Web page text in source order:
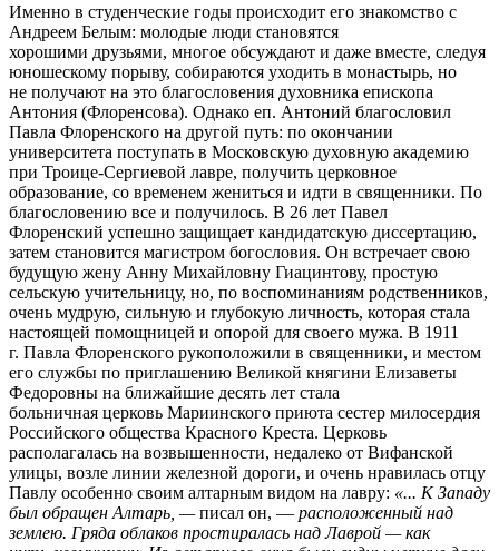
Именно в студенческие годы происходит его знакомство с
Андреем Белым: молодые люди становятся
хорошими друзьями, многое обсуждают и даже вместе, следуя
юношескому порыву, собираются уходить в монастырь, но
не получают на это благословения духовника епископа
Антония (Флоренсова). Однако еп. Антоний благословил
Павла Флоренского на другой путь: по окончании
университета поступать в Московскую духовную академию
при Троице-Сергиевой лавре, получить церковное
образование, со временем жениться и идти в священники. По
благословению все и получилось. В 26 лет Павел
Флоренский успешно защищает кандидатскую диссертацию,
затем становится магистром богословия. Он встречает свою
будущую жену Анну Михайловну Гиацинтову, простую
сельскую учительницу, но, по воспоминаниям родственников,
очень мудрую, сильную и глубокую личность, которая стала
настоящей помощницей и опорой для своего мужа. В 1911
г. Павла Флоренского рукоположили в священники, и местом
его службы по приглашению Великой княгини Елизаветы
Федоровны на ближайшие десять лет стала
больничная церковь Мариинского приюта сестер милосердия
Российского общества Красного Креста. Церковь
располагалась на возвышенности, недалеко от Вифанской
улицы, возле линии железной дороги, и очень нравилась отцу
Павлу особенно своим алтарным видом на лавру: «... К Западу
был обращен Алтарь, —писал он, — расположенный над
землею. Гряда облаков простиралась над Лаврой — как